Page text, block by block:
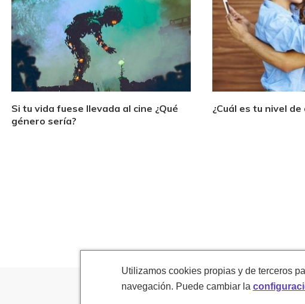
Si tu vida fuese llevada al cine ¿Qué
género sería?
¿Cuál es tu nivel
Utilizamos cookies propias y de terceros
navegación. Puede cambiar la